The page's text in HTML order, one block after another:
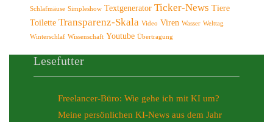
Schlafmäuse Simpleshow Textgenerator Ticker-News Tiere
Toilette Transparenz-Skala Video Viren Wasser Welttag
Winterschlaf Wissenschaft Youtube Übertragung
Lesefutter
Freelancer-Büro: Wie gehe ich mit KI um?
Meine persönlichen KI-News aus dem Jahr